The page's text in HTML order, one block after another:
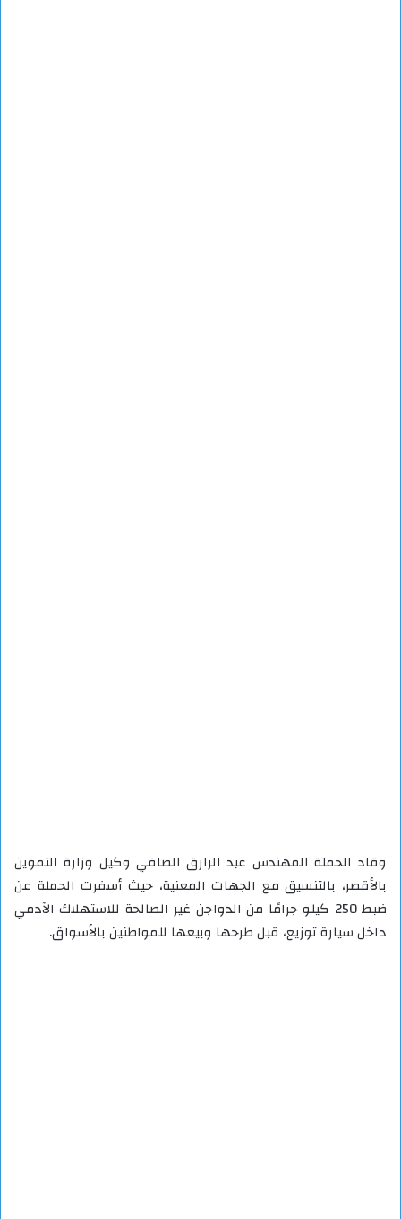
وقاد الحملة المهندس عبد الرازق الصافي وكيل وزارة التموين
بالأقصر، بالتنسيق مع الجهات المعنية، حيث أسفرت الحملة عن
ضبط 250 كيلو جرامًا من الدواجن غير الصالحة للاستهلاك الآدمي
داخل سيارة توزيع، قبل طرحها وبيعها للمواطنين بالأسواق.